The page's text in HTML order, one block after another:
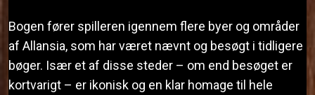
Bogen fører spilleren igennem flere byer og områder
af Allansia, som har været nævnt og besøgt i tidligere
bøger. Især et af disse steder – om end besøget er
kortvarigt – er ikonisk og en klar homage til hele